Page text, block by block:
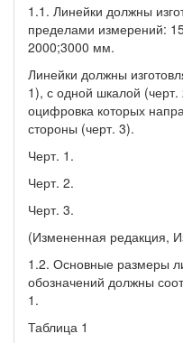
1.1. Линейки должны
пределами измерений:
2000;3000 мм.
Линейки должны
1), с одной шкалой
оцифровка которых
стороны (черт. 3).
Черт. 1.
Черт. 2.
Черт. 3.
(Измененная редакция,
1.2. Основные размеры
обозначений должны
1.
Таблица 1